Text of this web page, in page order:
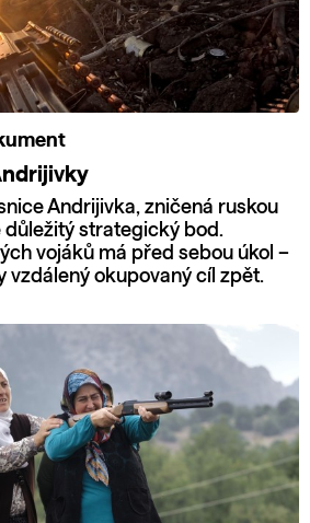
Andrijivka, zničená ruskou
strategický bod.
vojáků má před sebou úkol –
vzdálený okupovaný cíl zpět.